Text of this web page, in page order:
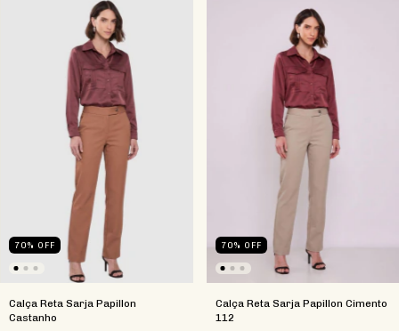
70% OFF
Calça Reta Sarja Papillon
Castanho
70% OFF
Calça Reta Sarja Papillon Cimento
112